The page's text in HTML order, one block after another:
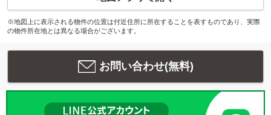
※地図上に表示される物件の位置は付近住所に所在することを表すものであり、実際
の物件所在地とは異なる場合がございます。
お問い合わせ(無料)